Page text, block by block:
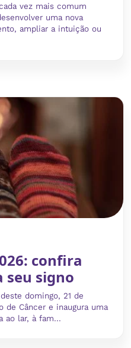
vez mais comum
uma nova
ampliar a intuição ou
confira
seu signo
domingo, 21 de
de Câncer e inaugura uma
ao lar, à fam...